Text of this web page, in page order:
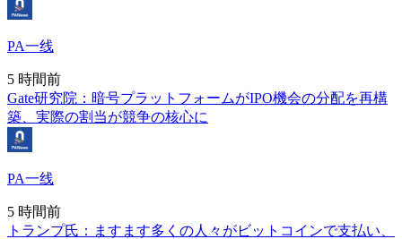
PA一线
5 時間前
Gate研究院：暗号プラットフォームがIPO機会の分配を再構
築、実際の割当が競争の核心に
PA一线
5 時間前
トランプ氏：ますます多くの人々がビットコインで支払い、